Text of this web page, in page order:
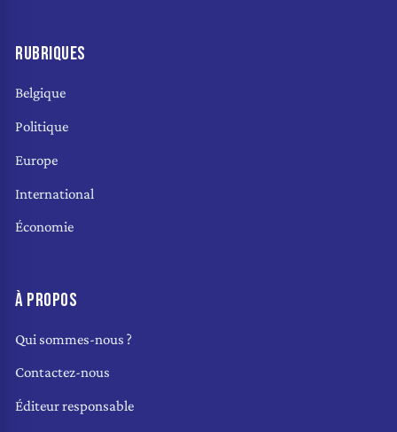
RUBRIQUES
Belgique
Politique
Europe
International
Économie
À PROPOS
Qui sommes-nous ?
Contactez-nous
Éditeur responsable